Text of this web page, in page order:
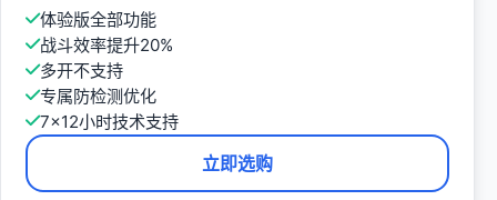
体验版全部功能
战斗效率提升20%
多开不支持
专属防检测优化
7×12小时技术支持
立即选购